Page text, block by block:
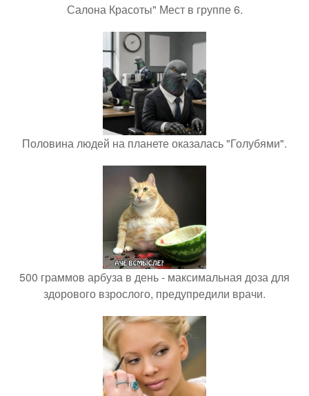
Салона Красоты" Мест в группе 6.
Половина людей на планете оказалась "Голубями".
500 граммов арбуза в день - максимальная доза для
здорового взрослого, предупредили врачи.